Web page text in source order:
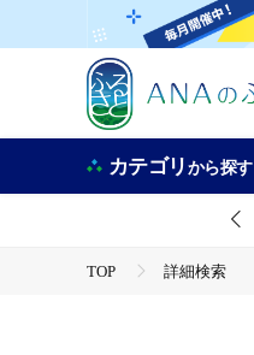
カテゴリから探す
TOP 詳細検索